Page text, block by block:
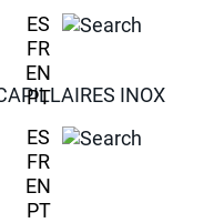
ES
FR
EN
PT
INOX
ES
FR
EN
PT